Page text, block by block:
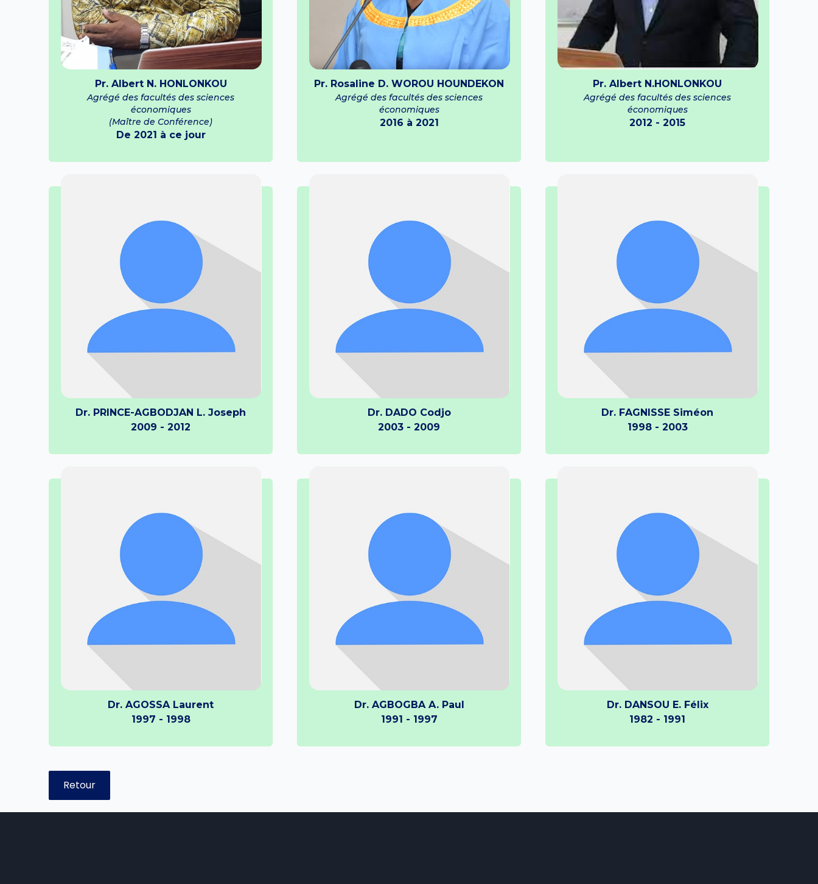
Pr. Albert N. HONLONKOU
Agrégé des facultés des sciences
économiques
(Maître de Conférence)
De 2021 à ce jour
Pr. Rosaline D. WOROU HOUNDEKON
Agrégé des facultés des sciences
économiques
2016 à 2021
Pr. Albert N.HONLONKOU
Agrégé des facultés des sciences
économiques
2012 - 2015
Dr. PRINCE-AGBODJAN L. Joseph
2009 - 2012
Dr. DADO Codjo
2003 - 2009
Dr. FAGNISSE Siméon
1998 - 2003
Dr. AGOSSA Laurent
1997 - 1998
Dr. AGBOGBA A. Paul
1991 - 1997
Dr. DANSOU E. Félix
1982 - 1991
Retour